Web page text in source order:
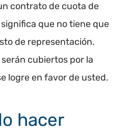
contrato de cuota de
que no tiene que
de representación.
cubiertos por la
logre en favor de usted.
hacer